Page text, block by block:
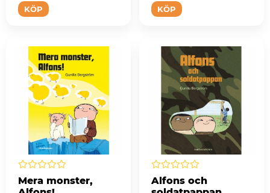
KÖP KÖP
Mera monster,
Alfons och